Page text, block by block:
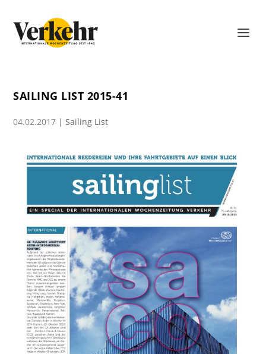
SAILING LIST 2015-41
04.02.2017 |Sailing List